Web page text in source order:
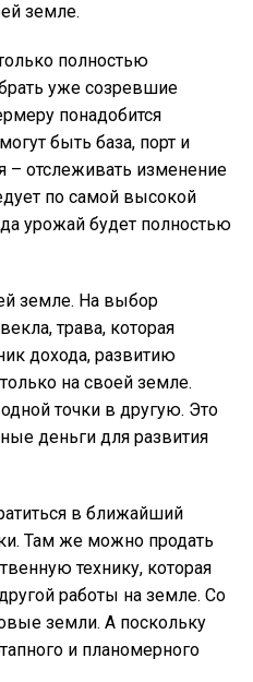
земле.
полностью
уже созревшие
понадобится
быть база, порт и
– отслеживать изменение
по самой высокой
урожай будет полностью
земле. На выбор
трава, которая
дохода, развитию
на своей земле.
точки в другую. Это
деньги для развития
в ближайший
Там же можно продать
технику, которая
работы на земле. Со
земли. А поскольку
и планомерного